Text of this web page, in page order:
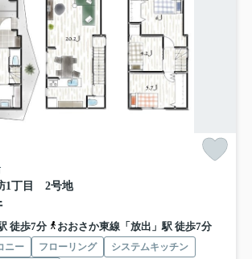
1丁目 2号地
徒歩7分 おおさか東線「放出」駅 徒歩7分
ニー フローリング
システムキッチン